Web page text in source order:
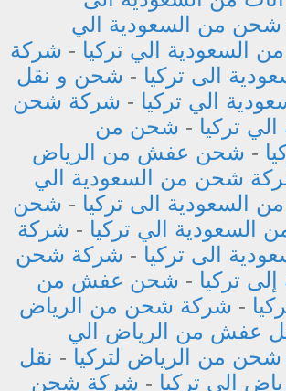
من السعودية الي
السعودية الي تركيا - شركة
الى تركيا - شحن و نقل
الي تركيا - شركة شحن
تركيا - شحن من
- شحن عفش من الرياض
شحن من السعودية الي
السعودية الى تركيا - شحن
الي تركيا - شركة
الى تركيا - شركة شحن
تركيا - شحن عفش من
- شركة شحن من الرياض
عفش من الرياض الي
من الرياض لتركيا - نقل
الى تركيا - شركة شحن